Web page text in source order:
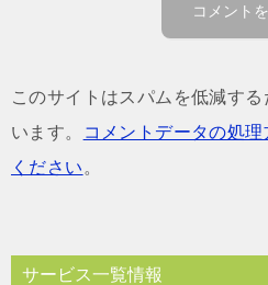
このサイトはスパムを低減す
います。
コメントデータの処
ください 。
サービス一覧情報